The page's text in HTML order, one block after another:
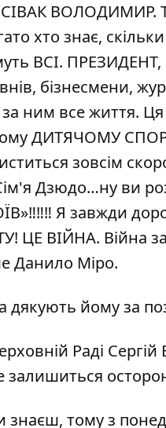
СІВАК ВОЛОДИМИР.
хто знає,
ВСІ. ПРЕЗИДЕНТ,
бізнесмени,
ним все життя. Ця
ДИТЯЧОМУ
зовсім
Дзюдо…ну ви
Я завжди
ВІЙНА. Війна за
Данило Міро.
дякують йому за
Раді Сергій
залишиться
знаєш, тому з